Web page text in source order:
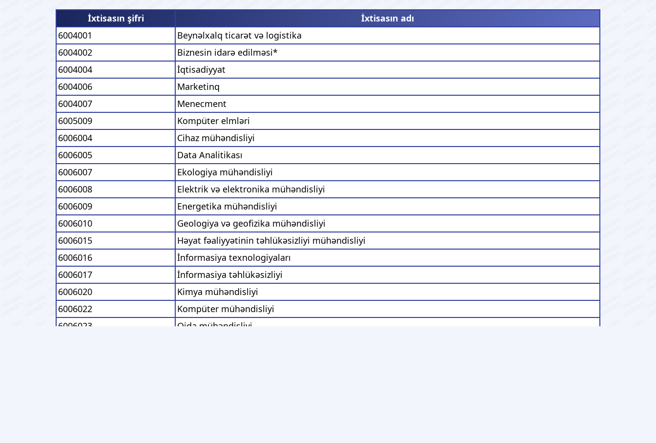
İxtisasın şifri
İxtisasın adı
6004001
Beynəlxalq ticarət və logistika
6004002
Biznesin idarə edilməsi*
6004004
İqtisadiyyat
6004006
Marketinq
6004007
Menecment
6005009
Kompüter elmləri
6006004
Cihaz mühəndisliyi
6006005
Data Analitikası
6006007
Ekologiya mühəndisliyi
6006008
Elektrik və elektronika mühəndisliyi
6006009
Energetika mühəndisliyi
6006010
Geologiya və geofizika mühəndisliyi
6006015
Həyat fəaliyyətinin təhlükəsizliyi mühəndisliyi
6006016
İnformasiya texnologiyaları
6006017
İnformasiya təhlükəsizliyi
6006020
Kimya mühəndisliyi
6006022
Kompüter mühəndisliyi
6006023
Qida mühəndisliyi